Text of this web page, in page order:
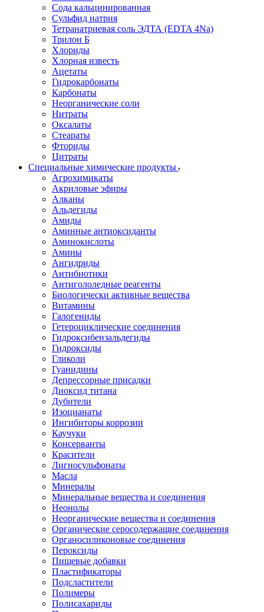
Сода кальцинированная
Сульфид натрия
Тетранатриевая соль ЭДТА (EDTA 4Na)
Трилон Б
Хлориды
Хлорная известь
Ацетаты
Гидрокарбонаты
Карбонаты
Неорганические соли
Нитраты
Оксалаты
Стеараты
Фториды
Цитраты
Специальные химические продукты
Агрохимикаты
Акриловые эфиры
Алканы
Альдегиды
Амиды
Аминные антиоксиданты
Аминокислоты
Амины
Ангидриды
Антибиотики
Антигололедные реагенты
Биологически активные вещества
Витамины
Галогениды
Гетероциклические соединения
Гидроксибензальдегиды
Гидроксиды
Гликоли
Гуанидины
Депрессорные присадки
Диоксид титана
Дубители
Изоцианаты
Ингибиторы коррозии
Каучуки
Консерванты
Красители
Лигносульфонаты
Масла
Минералы
Минеральные вещества и соединения
Неонолы
Неорганические вещества и соединения
Органические серосодержащие соединения
Органосиликоновые соединения
Пероксиды
Пищевые добавки
Пластификаторы
Подсластители
Полимеры
Полисахариды